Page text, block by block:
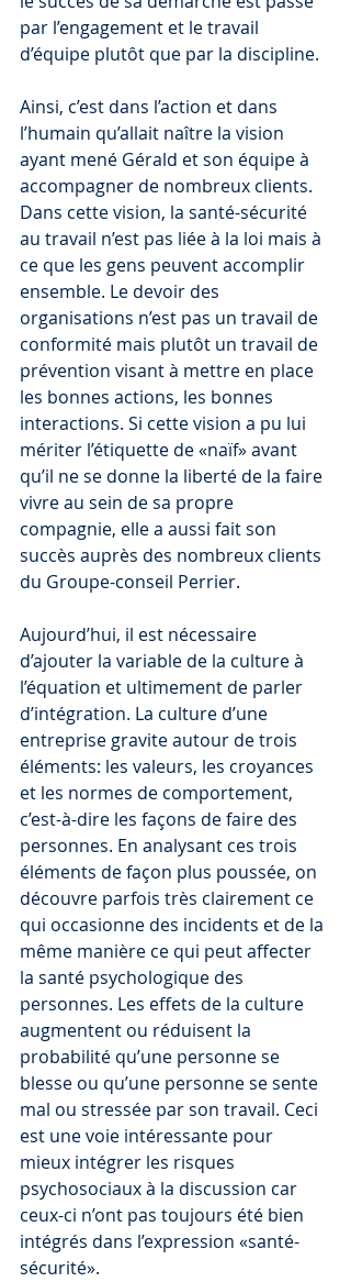
par l’engagement et le travail
d’équipe plutôt que par la discipline.
Ainsi, c’est dans l’action et dans
l’humain qu’allait naître la vision
ayant mené Gérald et son équipe à
accompagner de nombreux clients.
Dans cette vision, la santé-sécurité
au travail n’est pas liée à la loi mais à
ce que les gens peuvent accomplir
ensemble. Le devoir des
organisations n’est pas un travail de
conformité mais plutôt un travail de
prévention visant à mettre en place
les bonnes actions, les bonnes
interactions. Si cette vision a pu lui
mériter l’étiquette de «naïf» avant
qu’il ne se donne la liberté de la faire
vivre au sein de sa propre
compagnie, elle a aussi fait son
succès auprès des nombreux clients
du Groupe-conseil Perrier.
Aujourd’hui, il est nécessaire
d’ajouter la variable de la culture à
l’équation et ultimement de parler
d’intégration. La culture d’une
entreprise gravite autour de trois
éléments: les valeurs, les croyances
et les normes de comportement,
c’est-à-dire les façons de faire des
personnes. En analysant ces trois
éléments de façon plus poussée, on
découvre parfois très clairement ce
qui occasionne des incidents et de la
même manière ce qui peut affecter
la santé psychologique des
personnes. Les effets de la culture
augmentent ou réduisent la
probabilité qu’une personne se
blesse ou qu’une personne se sente
mal ou stressée par son travail. Ceci
est une voie intéressante pour
mieux intégrer les risques
psychosociaux à la discussion car
ceux-ci n’ont pas toujours été bien
intégrés dans l’expression «santé-
sécurité».